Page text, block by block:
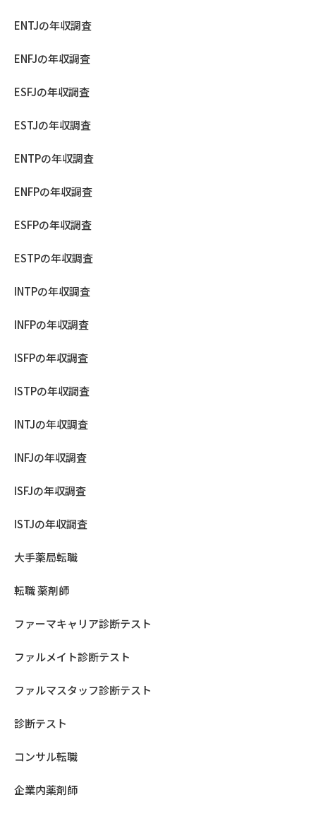
ENTJの年収調査
ENFJの年収調査
ESFJの年収調査
ESTJの年収調査
ENTPの年収調査
ENFPの年収調査
ESFPの年収調査
ESTPの年収調査
INTPの年収調査
INFPの年収調査
ISFPの年収調査
ISTPの年収調査
INTJの年収調査
INFJの年収調査
ISFJの年収調査
ISTJの年収調査
大手薬局転職
転職 薬剤師
ファーマキャリア診断テスト
ファルメイト診断テスト
ファルマスタッフ診断テスト
診断テスト
コンサル転職
企業内薬剤師